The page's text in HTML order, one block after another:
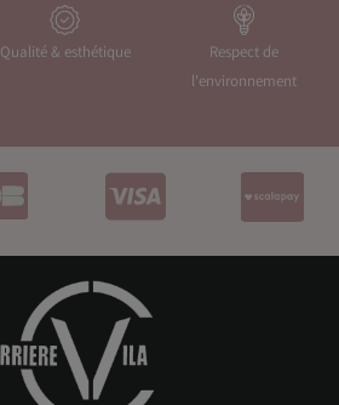
Qualité & esthétique
Respect de
l'environnement